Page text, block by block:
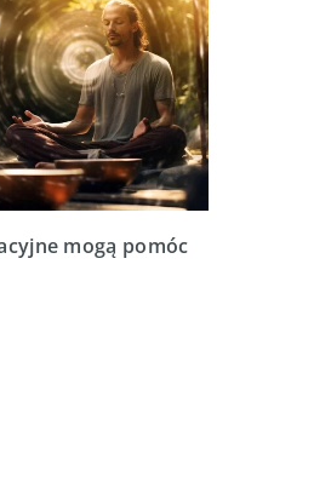
mogą pomóc